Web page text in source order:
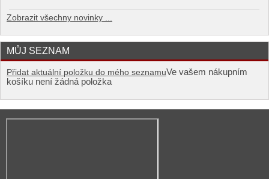
Zobrazit všechny novinky ...
MŮJ SEZNAM
Přidat aktuální položku do mého seznamuVe vašem nákupním
košíku není žádná položka